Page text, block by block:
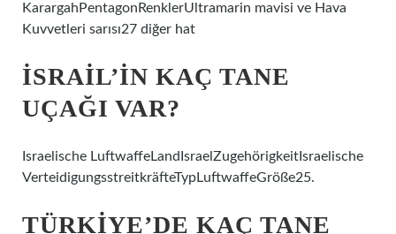
KarargahPentagonRenklerUltramarin mavisi ve Hava
Kuvvetleri sarısı27 diğer hat
İSRAIL’IN KAÇ TANE
UÇAĞI VAR?
Israelische LuftwaffeLandIsraelZugehörigkeitIsraelische
VerteidigungsstreitkräfteTypLuftwaffeGröße25.
TÜRKIYE’DE KAÇ TANE